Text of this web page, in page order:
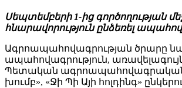
Սեպտեմբերի 1-ից գործողության
հնարավորություն ընձեռել
Ագրոապահովագրության ծրարը
ապահովագրություն,
Պետական ագրոապահովագրական
խումբ», «Ջի Պի Այի հոլդինգ»